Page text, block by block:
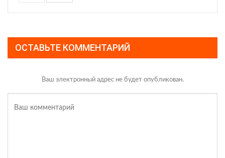
ОСТАВЬТЕ КОММЕНТАРИЙ
Ваш электронный адрес не будет опубликован.